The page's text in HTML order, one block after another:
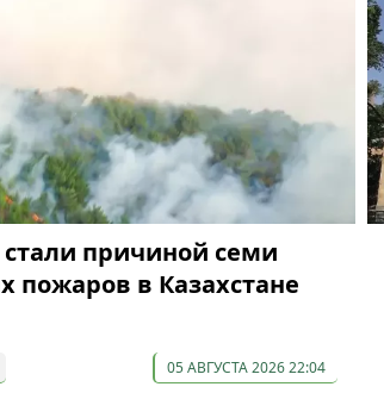
причиной семи
пожаров в Казахстане
05 АВГУСТА 2026 22:04